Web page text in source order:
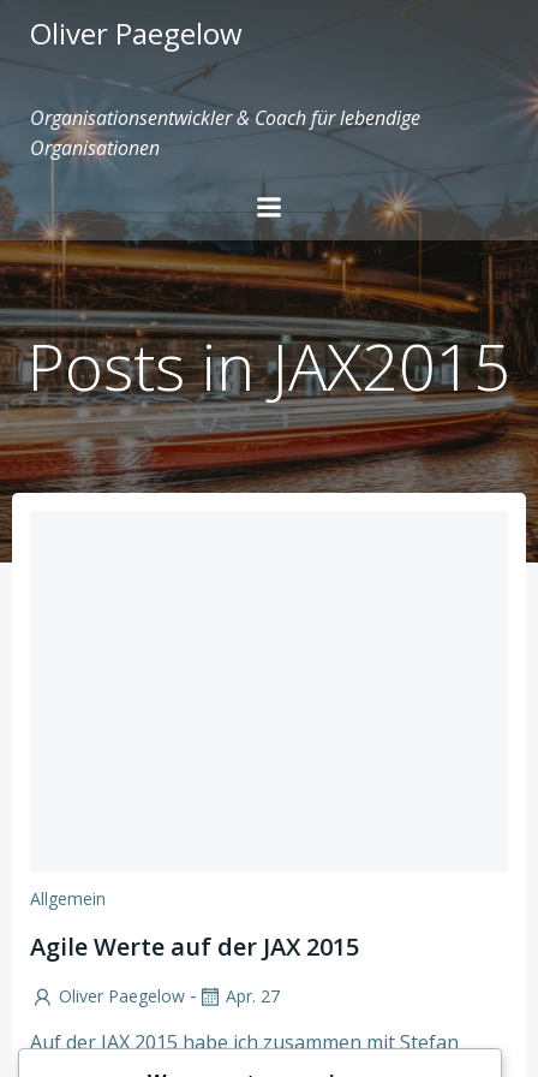
Oliver Paegelow
Organisationsentwickler & Coach für lebendige
Organisationen
Posts in JAX2015
Allgemein
Agile Werte auf der JAX 2015
Oliver Paegelow - Apr. 27
Auf der JAX 2015 habe ich zusammen mit Stefan